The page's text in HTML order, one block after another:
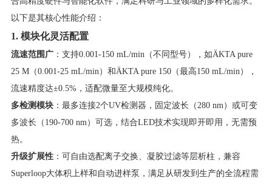
以下是其核心性能介绍：
​1. 模块化灵活配置​
​流速范围广​​：支持0.001-150 mL/min（不同型号），如ÄKTA pure
25 M（0.001-25 mL/min）和ÄKTA pure 150（最高150 mL/min），
流速精度达±0.5%，适配微量至大规模纯化。
​多检测模块​​：最多连接2个UV检测器，固定波长（280 nm）或可变
多波长（190-700 nm）可选，结合LED技术实现即开即用，无需预
热。
​升级扩展性​​：可自由选配离子交换、凝胶过滤等层析柱，兼容
Superloop大体积上样和自动进样泵，满足从研发到生产的全流程需